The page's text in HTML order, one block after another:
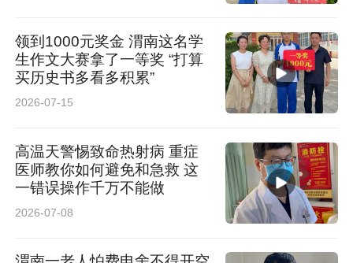
领到1000元奖金 渭南这名学
生作文大赛拿了一等奖 “打算
买历史书多看多积累”
2026-07-15
高温天警惕致命热射病 重症
医师教你如何避免和急救 这
一错误操作千万不能做
2026-07-08